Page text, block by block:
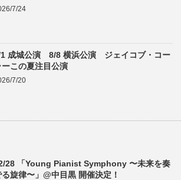
7/24
成城公演 8/8 横浜公演 ジェイコブ・コー
ーこの夏注目公演
7/20
28 「Young Pianist Symphony 〜未来を奏
る旋律〜」@中目黒 開催決定！